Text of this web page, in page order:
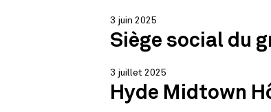
3 juin 2025
Siège social du
3 juillet 2025
Hyde Midtown